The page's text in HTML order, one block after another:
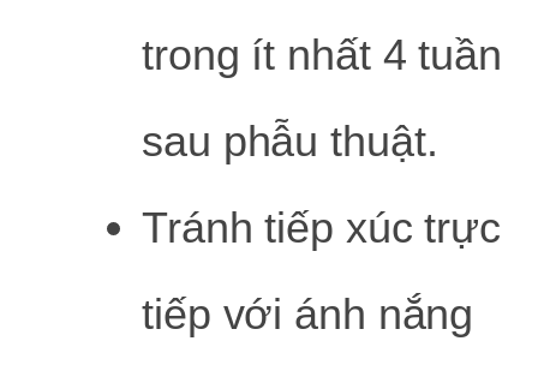
trong ít nhất 4 tuần
sau phẫu thuật.
Tránh tiếp xúc trực
tiếp với ánh nắng